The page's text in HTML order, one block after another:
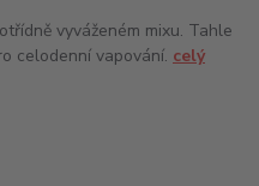
vyváženém mixu. Tahle
celodenní vapování. celý